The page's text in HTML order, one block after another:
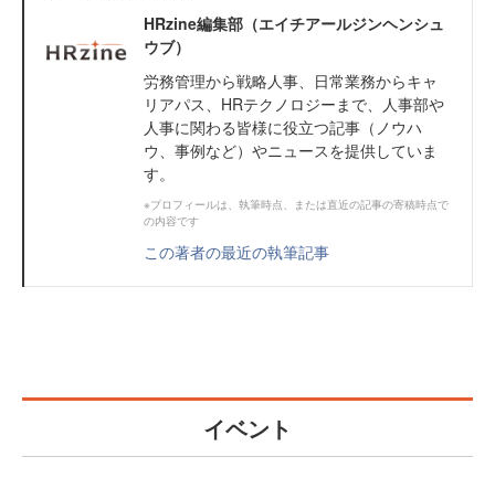
HRzine編集部（エイチアールジンヘンシュ
ウブ）
労務管理から戦略人事、日常業務からキャ
リアパス、HRテクノロジーまで、人事部や
人事に関わる皆様に役立つ記事（ノウハ
ウ、事例など）やニュースを提供していま
す。
※プロフィールは、執筆時点、または直近の記事の寄稿時点で
の内容です
この著者の最近の執筆記事
イベント